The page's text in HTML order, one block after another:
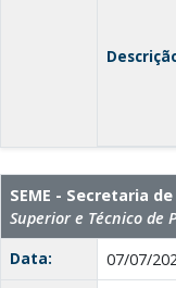
SEME - Secretaria
Superior e Técnico de
Data:
07/07/